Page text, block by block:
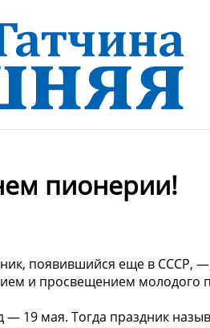
пионерии!
появившийся еще в СССР,
и просвещением молодого
19 мая. Тогда праздник